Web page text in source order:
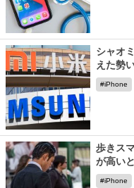
シャオ
えた勢
iPhone
歩きス
が高い
iPhone